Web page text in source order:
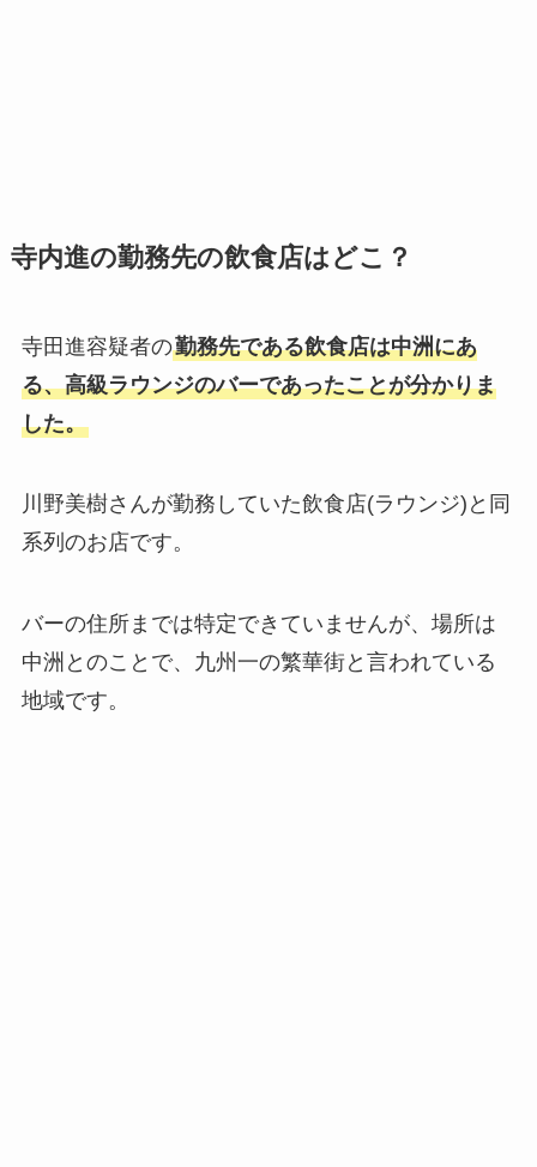
寺内進の勤務先の飲食店はどこ？
寺田進容疑者の勤務先である飲食店は中洲にあ
る、高級ラウンジのバーであったことが分かりま
した。
川野美樹さんが勤務していた飲食店(ラウンジ)と同
系列のお店です。
バーの住所までは特定できていませんが、場所は
中洲とのことで、九州一の繁華街と言われている
地域です。